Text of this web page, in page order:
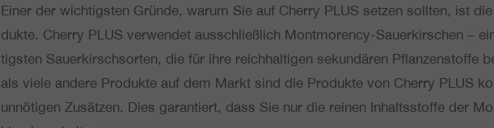
Einer der wich­tigs­ten Gründe, warum Sie auf Cherry PLUS setzen sollten, ist
duk­te. Cherry PLUS ver­wen­det aus­schließ­lich Mont­mo­ren­cy-Sau­er­kir­schen –
tigs­ten Sau­er­kirsch­sor­ten, die für ihre reich­hal­ti­gen sekun­dä­ren Pflan­zen­stof­fe
als viele andere Pro­duk­te auf dem Markt sind die Pro­duk­te von Cherry PLUS
unnö­ti­gen Zusät­zen. Dies garan­tiert, dass Sie nur die reinen Inhalts­stof­fe der